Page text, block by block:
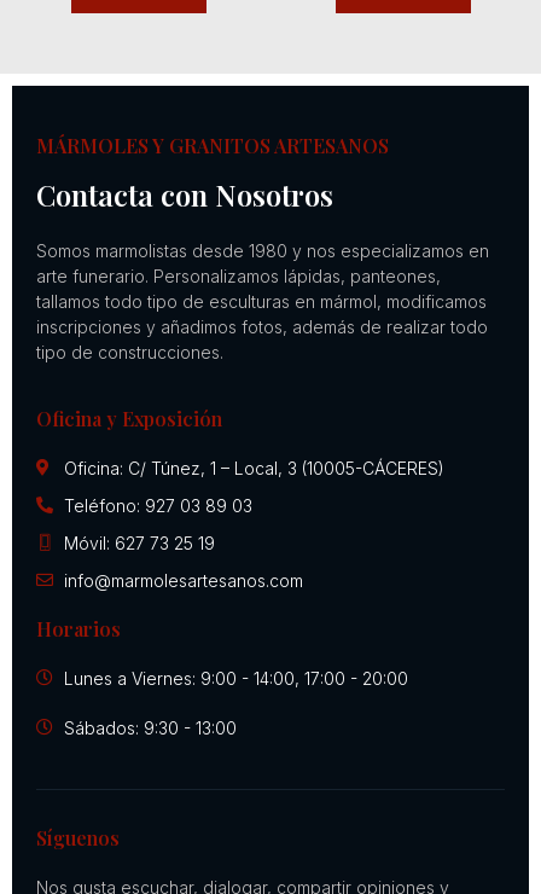
MÁRMOLES Y GRANITOS ARTESANOS
Contacta con Nosotros
Somos marmolistas desde 1980 y nos especializamos en
arte funerario. Personalizamos lápidas, panteones,
tallamos todo tipo de esculturas en mármol, modificamos
inscripciones y añadimos fotos, además de realizar todo
tipo de construcciones.
Oficina y Exposición
Oficina: C/ Túnez, 1 – Local, 3 (10005-CÁCERES)
Teléfono: 927 03 89 03
Móvil: 627 73 25 19
info@marmolesartesanos.com
Horarios
Lunes a Viernes: 9:00 - 14:00, 17:00 - 20:00
Sábados: 9:30 - 13:00
Síguenos
Nos gusta escuchar, dialogar, compartir opiniones y